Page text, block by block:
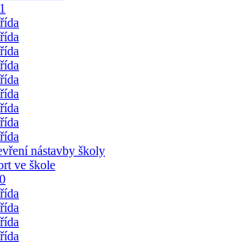
nástavby školy
ve škole